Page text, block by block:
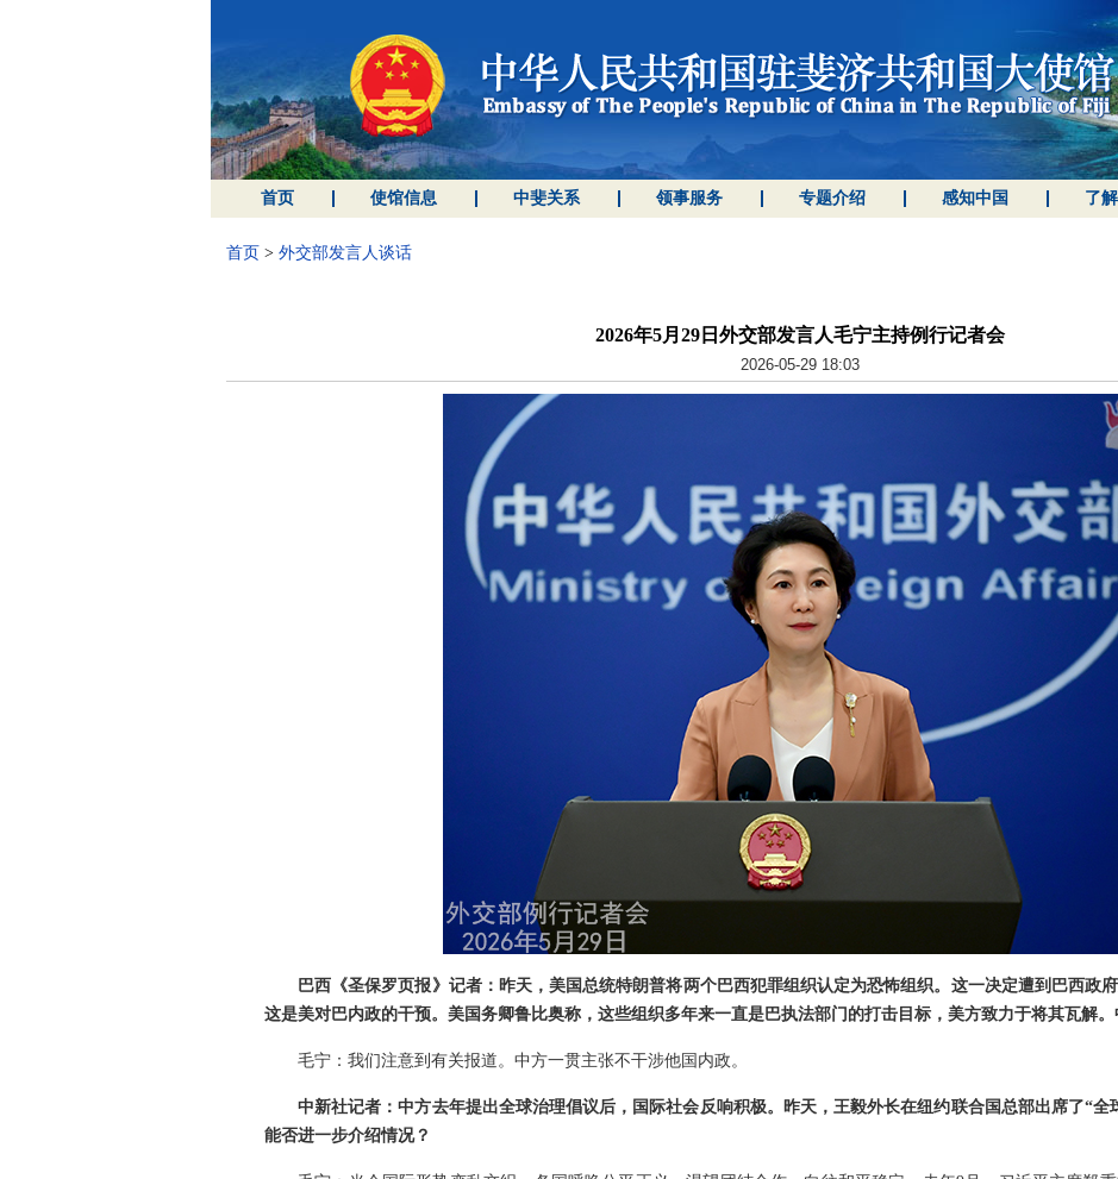
首页 使馆信息 中斐关系 领事服务 专题介绍 感知中国 了
首页 > 外交部发言人谈话
2026年5月29日外交部发言人毛宁主持例行记者会
2026-05-29 18:03
巴西《圣保罗页报》记者：昨天，美国总统特朗普将两个巴西犯罪组织认定为恐怖组织。这一决定遭到巴西政
这是美对巴内政的干预。美国务卿鲁比奥称，这些组织多年来一直是巴执法部门的打击目标，美方致力于将其瓦解。
毛宁：我们注意到有关报道。中方一贯主张不干涉他国内政。
中新社记者：中方去年提出全球治理倡议后，国际社会反响积极。昨天，王毅外长在纽约联合国总部出席了“全
能否进一步介绍情况？